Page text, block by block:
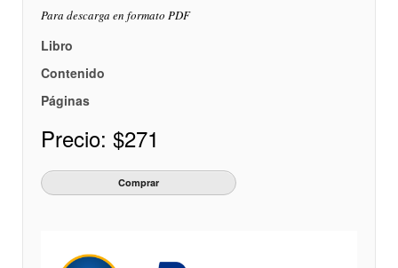
Para descarga en formato PDF
Libro
Contenido
Páginas
Precio: $271